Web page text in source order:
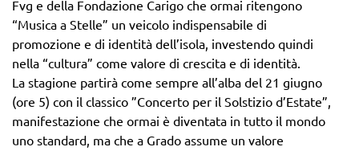
Fvg e della Fondazione Carigo che ormai ritengono
“Musica a Stelle” un veicolo indispensabile di
promozione e di identità dell’isola, investendo quindi
nella “cultura” come valore di crescita e di identità.
La stagione partirà come sempre all’alba del 21 giugno
(ore 5) con il classico ”Concerto per il Solstizio d’Estate”,
manifestazione che ormai è diventata in tutto il mondo
uno standard, ma che a Grado assume un valore